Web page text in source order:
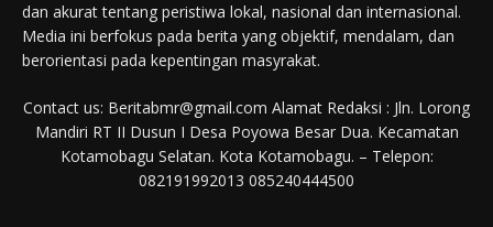
dan akurat tentang peristiwa lokal, nasional dan internasional.
Media ini berfokus pada berita yang objektif, mendalam, dan
berorientasi pada kepentingan masyrakat.
Contact us: Beritabmr@gmail.com Alamat Redaksi : Jln. Lorong
Mandiri RT II Dusun I Desa Poyowa Besar Dua. Kecamatan
Kotamobagu Selatan. Kota Kotamobagu. – Telepon:
082191992013 085240444500